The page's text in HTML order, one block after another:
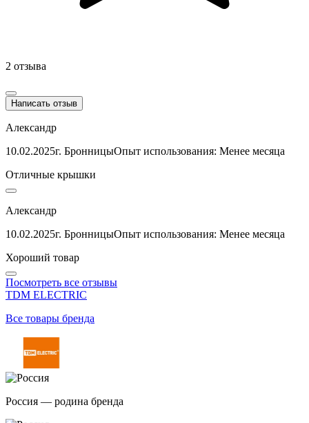
2 отзыва
Написать отзыв
Александр
10.02.2025г. БронницыОпыт использования: Менее месяца
Отличные крышки
Александр
10.02.2025г. БронницыОпыт использования: Менее месяца
Хороший товар
Посмотреть все отзывы
TDM ELECTRIC
Все товары бренда
Россия — родина бренда